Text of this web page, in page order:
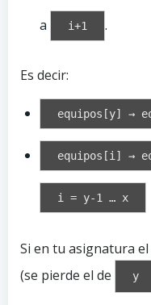
a i+1 .
Es decir:
equipos[y] →
equipos[i] →
i = y-1 … x
Si en tu asignatura
(se pierde el de
y